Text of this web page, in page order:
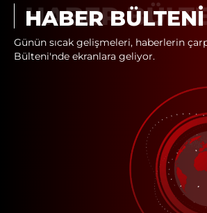
HABER
Günün sıcak gelişmeleri, haberlerin
Bülteni'nde ekranlara geliyor.